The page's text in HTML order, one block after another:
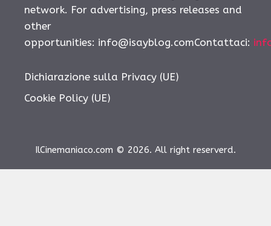
network. For advertising, press releases and
other
opportunities: info@isayblog.comContattaci:
Dichiarazione sulla Privacy (UE)
Cookie Policy (UE)
IlCinemaniaco.com © 2026. All right reserverd.